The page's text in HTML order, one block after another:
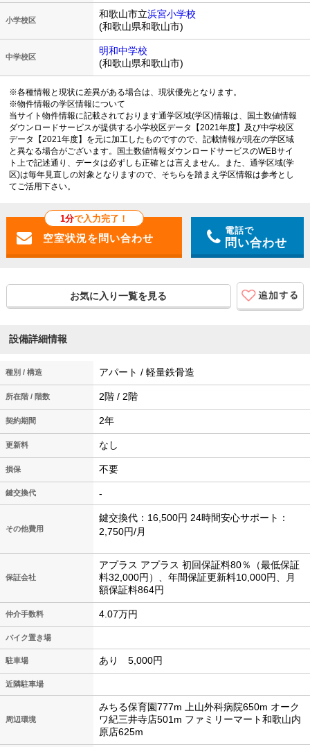
小学校区
和歌山市立浜宮小学校
(和歌山県和歌山市)
中学校区
明和中学校
(和歌山県和歌山市)
※各種情報と現状に差異がある場合は、現状優先となります。
※物件情報の学区情報について
当サイト物件情報に記載されております通学区域(学区)情報は、国土数値情報
ダウンロードサービスが提供する小学校区データ【2021年度】及び中学校区
データ【2021年度】を元に加工したものですので、記載情報が現在の学区域
と異なる場合がございます。国土数値情報ダウンロードサービスのWEBサイ
ト上で記述通り、データは必ずしも正確とは言えません。また、通学区域(学
区)は毎年見直しの対象となりますので、そちらを踏まえ学区情報は参考とし
てご活用下さい。
1分で入力完了！
電話で
問い合わせ
お気に入り一覧を見る
設備詳細情報
種別 / 構造 アパート / 軽量鉄骨造
所在階 / 階数 2階 / 2階
契約期間 2年
更新料 なし
損保 不要
鍵交換代 -
その他費用
鍵交換代：16,500円 24時間安心サポート：
2,750円/月
保証会社
アプラス アプラス 初回保証料80％（最低保証
料32,000円）、年間保証更新料10,000円、月
額保証料864円
仲介手数料 4.07万円
バイク置き場
駐車場 あり 5,000円
近隣駐車場
周辺環境
みちる保育園777m 上山外科病院650m オーク
ワ紀三井寺店501m ファミリーマート和歌山内
原店625m